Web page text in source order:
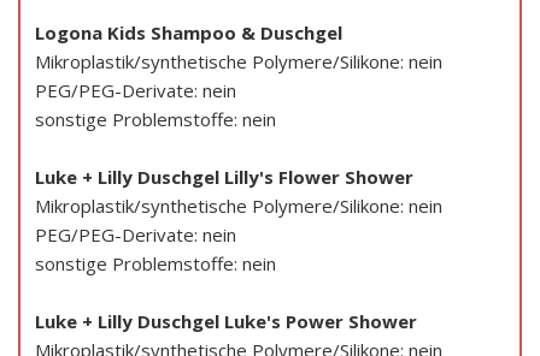
Logona Kids Shampoo & Duschgel
Mikroplastik/synthetische Polymere/Silikone: nein
PEG/PEG-Derivate: nein
sonstige Problemstoffe: nein
Luke + Lilly Duschgel Lilly's Flower Shower
Mikroplastik/synthetische Polymere/Silikone: nein
PEG/PEG-Derivate: nein
sonstige Problemstoffe: nein
Luke + Lilly Duschgel Luke's Power Shower
Mikroplastik/synthetische Polymere/Silikone: nein